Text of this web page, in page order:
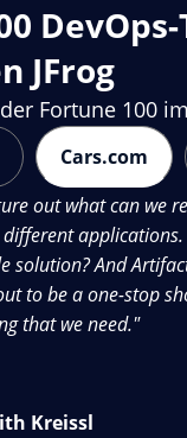
JFrog
Fortune 100
Cars.com
out what can we
solution? And
to be a one-stop
that we need."
Kreissl